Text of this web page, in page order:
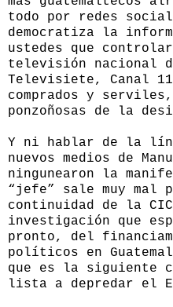
todo por redes
democratiza la
ustedes que
televisión nacional
Televisiete, Canal
comprados y
ponzoñosas de la
Y ni hablar de la
nuevos medios de
ningunearon la
“jefe” sale muy mal
continuidad de la
investigación que
pronto, del
políticos en
que es la siguiente
lista a depredar el